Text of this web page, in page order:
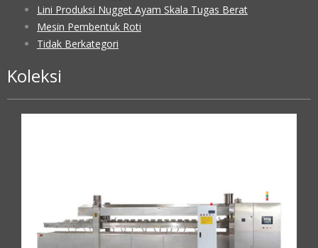
Lini Produksi Nugget Ayam Skala Tugas Berat
Mesin Pembentuk Roti
Tidak Berkategori
Koleksi